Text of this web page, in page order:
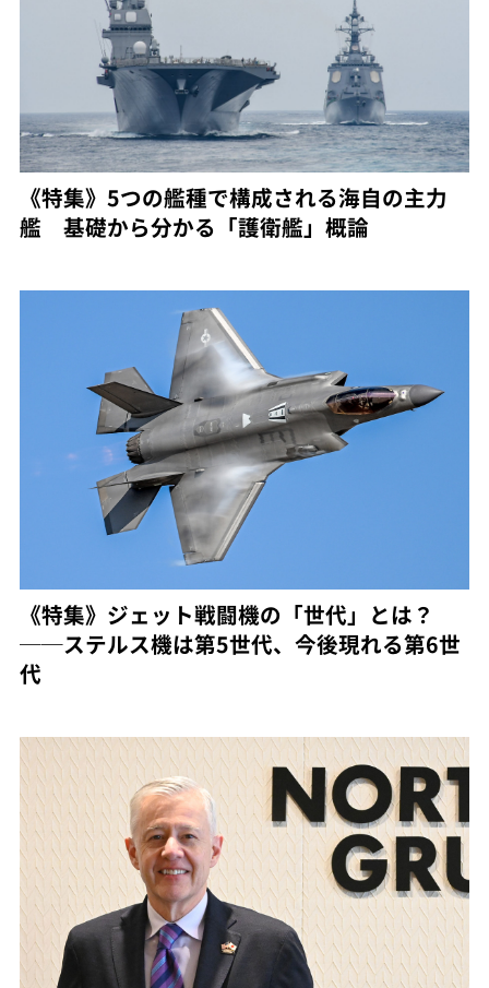
《特集》5つの艦種で構成される海自の主力
艦 基礎から分かる「護衛艦」概論
《特集》ジェット戦闘機の「世代」とは？
──ステルス機は第5世代、今後現れる第6世
代